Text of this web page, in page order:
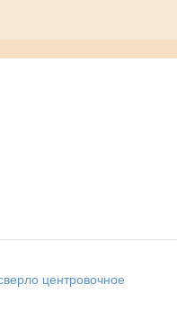
центровочное